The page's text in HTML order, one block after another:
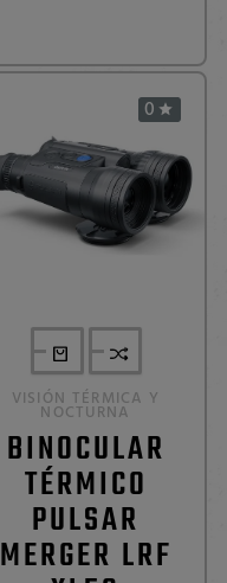
0 
VISIÓN TÉRMICA Y
NOCTURNA
BINOCULAR
TÉRMICO
PULSAR
MERGER LRF